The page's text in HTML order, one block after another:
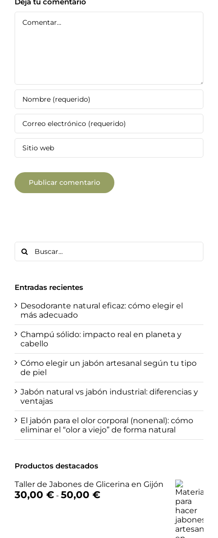
Comentar
Buscar:
Entradas recientes
Desodorante natural eficaz: cómo elegir el
más adecuado
Champú sólido: impacto real en planeta y
cabello
Cómo elegir un jabón artesanal según tu tipo
de piel
Jabón natural vs jabón industrial: diferencias y
ventajas
El jabón para el olor corporal (nonenal): cómo
eliminar el “olor a viejo” de forma natural
Productos destacados
Taller de Jabones de Glicerina en Gijón
30,00 € - 50,00 €Rango